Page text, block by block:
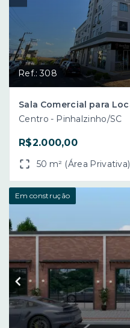
Ref.: 308
Centro - Pinhalzinho/SC
R$2.000,00
50 m² (Área Privativa)
Em construção